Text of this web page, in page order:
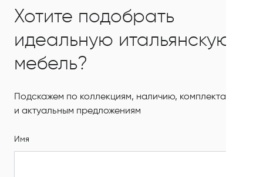
Хотите подобрать
идеальную итальянскую
мебель?
Подскажем по коллекциям, наличию, комплектации
и актуальным предложениям
Имя